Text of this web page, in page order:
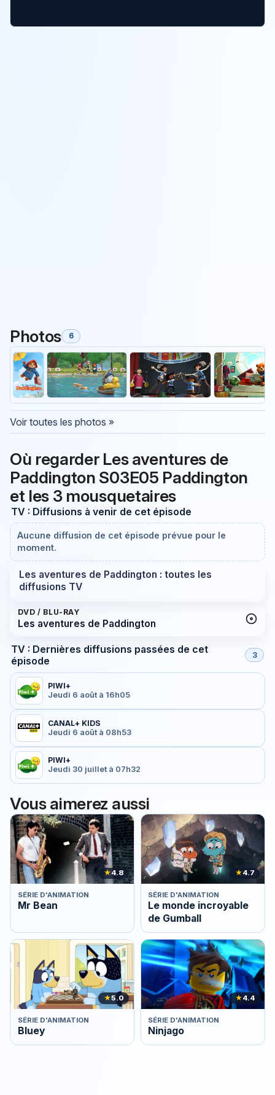
Photos 6
Voir toutes les photos »
Où regarder Les aventures de
Paddington S03E05 Paddington
et les 3 mousquetaires
TV : Diffusions à venir de cet épisode
Aucune diffusion de cet épisode prévue pour le
moment.
Les aventures de Paddington : toutes les
diffusions TV
DVD / BLU-RAY
Les aventures de Paddington
TV : Dernières diffusions passées de cet
épisode
3
PIWI+
Jeudi 6 août à 16h05
CANAL+ KIDS
Jeudi 6 août à 08h53
PIWI+
Jeudi 30 juillet à 07h32
Vous aimerez aussi
★4.8
SÉRIE D'ANIMATION
Mr Bean
★4.7
SÉRIE D'ANIMATION
Le monde incroyable
de Gumball
★5.0
SÉRIE D'ANIMATION
Bluey
★4.4
SÉRIE D'ANIMATION
Ninjago